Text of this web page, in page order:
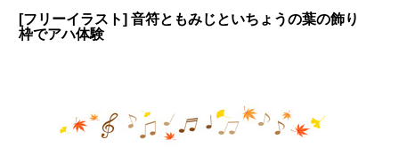
[フリーイラスト] 音符ともみじといちょうの葉の飾り
枠でアハ体験